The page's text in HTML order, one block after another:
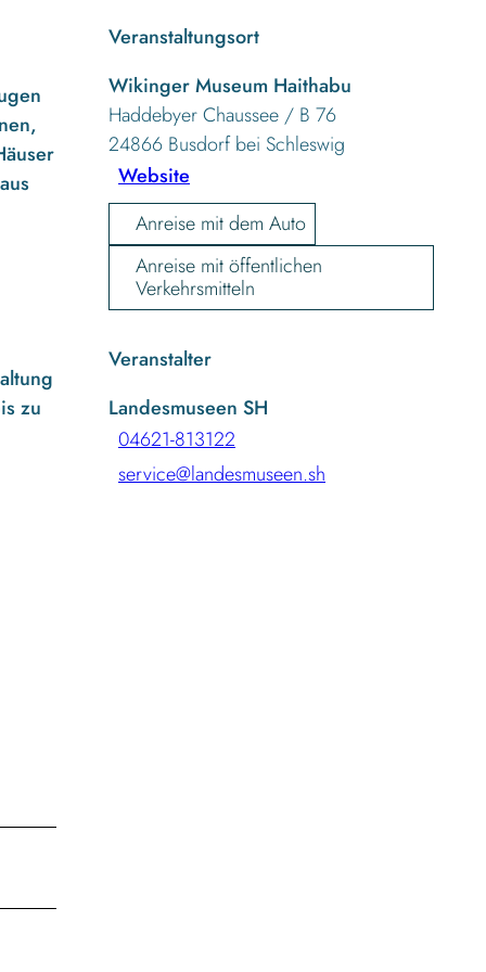
zu
Veranstaltungsort
Wikinger Museum Haithabu
Haddebyer Chaussee / B 76
24866 Busdorf bei Schleswig
Website
Anreise mit dem Auto
Anreise mit öffentlichen
Verkehrsmitteln
Veranstalter
Landesmuseen SH
04621-813122
service@landesmuseen.sh